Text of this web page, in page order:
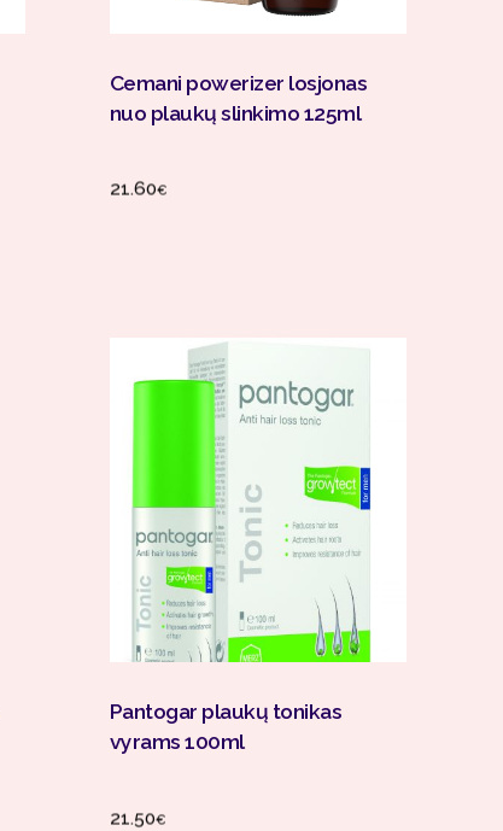
Cemani powerizer losjonas
nuo plaukų slinkimo 125ml
21.60€
Pantogar plaukų tonikas
vyrams 100ml
21.50€